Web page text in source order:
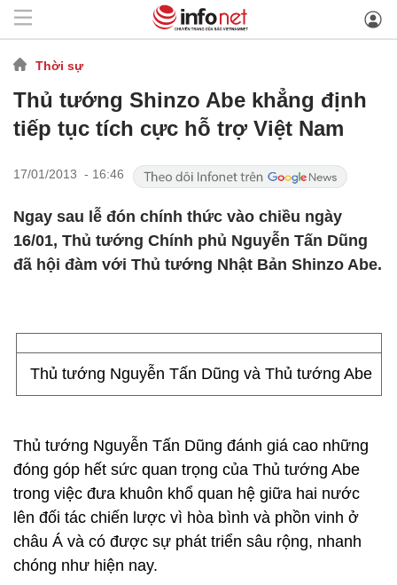
Thời sự
Thủ tướng Shinzo Abe khẳng định
tiếp tục tích cực hỗ trợ Việt Nam
17/01/2013 - 16:46
Ngay sau lễ đón chính thức vào chiều ngày
16/01, Thủ tướng Chính phủ Nguyễn Tấn Dũng
đã hội đàm với Thủ tướng Nhật Bản Shinzo Abe.
Thủ tướng Nguyễn Tấn Dũng và Thủ tướng Abe
Thủ tướng Nguyễn Tấn Dũng đánh giá cao những
đóng góp hết sức quan trọng của Thủ tướng Abe
trong việc đưa khuôn khổ quan hệ giữa hai nước
lên đối tác chiến lược vì hòa bình và phồn vinh ở
châu Á và có được sự phát triển sâu rộng, nhanh
chóng như hiện nay.